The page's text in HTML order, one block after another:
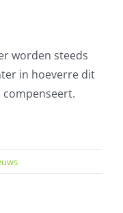
worden steeds
in hoeverre dit
compenseert.